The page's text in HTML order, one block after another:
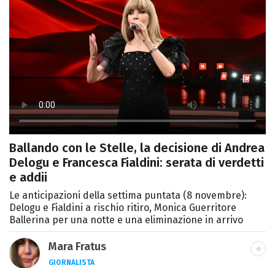
Ballando con le Stelle, la decisione di Andrea
Delogu e Francesca Fialdini: serata di verdetti
e addii
Le anticipazioni della settima puntata (8 novembre):
Delogu e Fialdini a rischio ritiro, Monica Guerritore
Ballerina per una notte e una eliminazione in arrivo
Mara Fratus
GIORNALISTA